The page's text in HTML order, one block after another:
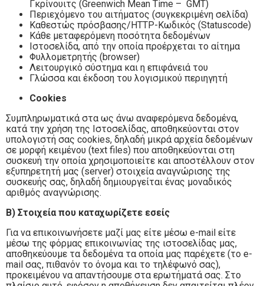
Γκρίνουιτς (Greenwich Mean Time – GMT)
Περιεχόμενο του αιτήματος (συγκεκριμένη σελίδα)
Καθεστώς πρόσβασης/HTTP-Κωδικός (Statuscode)
Κάθε μεταφερόμενη ποσότητα δεδομένων
Ιστοσελίδα, από την οποία προέρχεται το αίτημα
Φυλλομετρητής (browser)
Λειτουργικό σύστημα και η επιφάνειά του
Γλώσσα και έκδοση του λογισμικού περιηγητή
Cookies
Συμπληρωματικά στα ως άνω αναφερόμενα δεδομένα,
κατά την χρήση της Ιστοσελίδας, αποθηκεύονται στον
υπολογιστή σας cookies, δηλαδή μικρά αρχεία δεδομένων
σε μορφή κειμένου (text files) που αποθηκεύονται στη
συσκευή την οποία χρησιμοποιείτε και αποστέλλουν στον
εξυπηρετητή μας (server) στοιχεία αναγνώρισης της
συσκευής σας, δηλαδή δημιουργείται ένας μοναδικός
αριθμός αναγνώρισης.
Β) Στοιχεία που καταχωρίζετε εσείς
Για να επικοινωνήσετε μαζί μας είτε μέσω e-mail είτε
μέσω της φόρμας επικοινωνίας της ιστοσελίδας μας,
αποθηκεύουμε τα δεδομένα τα οποία μας παρέχετε (το e-
mail σας, πιθανόν το όνομα και το τηλέφωνό σας),
προκειμένου να απαντήσουμε στα ερωτήματά σας. Στο